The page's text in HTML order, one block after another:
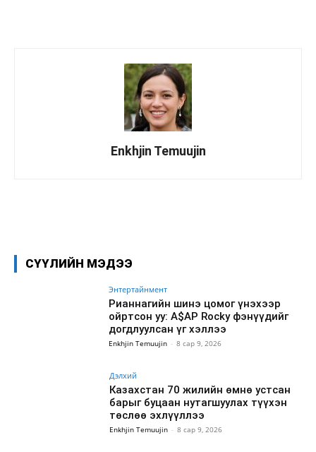
Enkhjin Temuujin
СҮҮЛИЙН МЭДЭЭ
Энтертайнмент
Рианнагийн шинэ цомог үнэхээр
ойртсон уу: A$AP Rocky фэнүүдийг
догдлуулсан үг хэллээ
Enkhjin Temuujin - 8 сар 9, 2026
Дэлхий
Казахстан 70 жилийн өмнө устсан
барыг буцаан нутагшуулах түүхэн
төслөө эхлүүллээ
Enkhjin Temuujin - 8 сар 9, 2026